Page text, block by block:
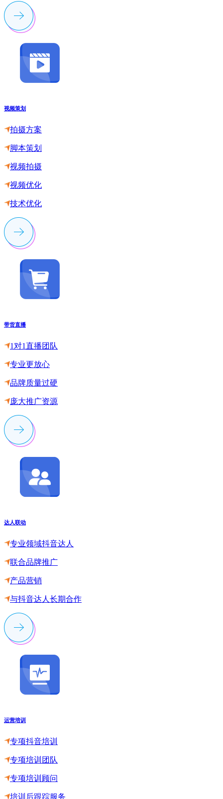
视频策划
拍摄方案
脚本策划
视频拍摄
视频优化
技术优化
带货直播
1对1直播团队
专业更放心
品牌质量过硬
庞大推广资源
达人联动
专业领域抖音达人
联合品牌推广
产品营销
与抖音达人长期合作
运营培训
专项抖音培训
专项培训团队
专项培训顾问
培训后跟踪服务